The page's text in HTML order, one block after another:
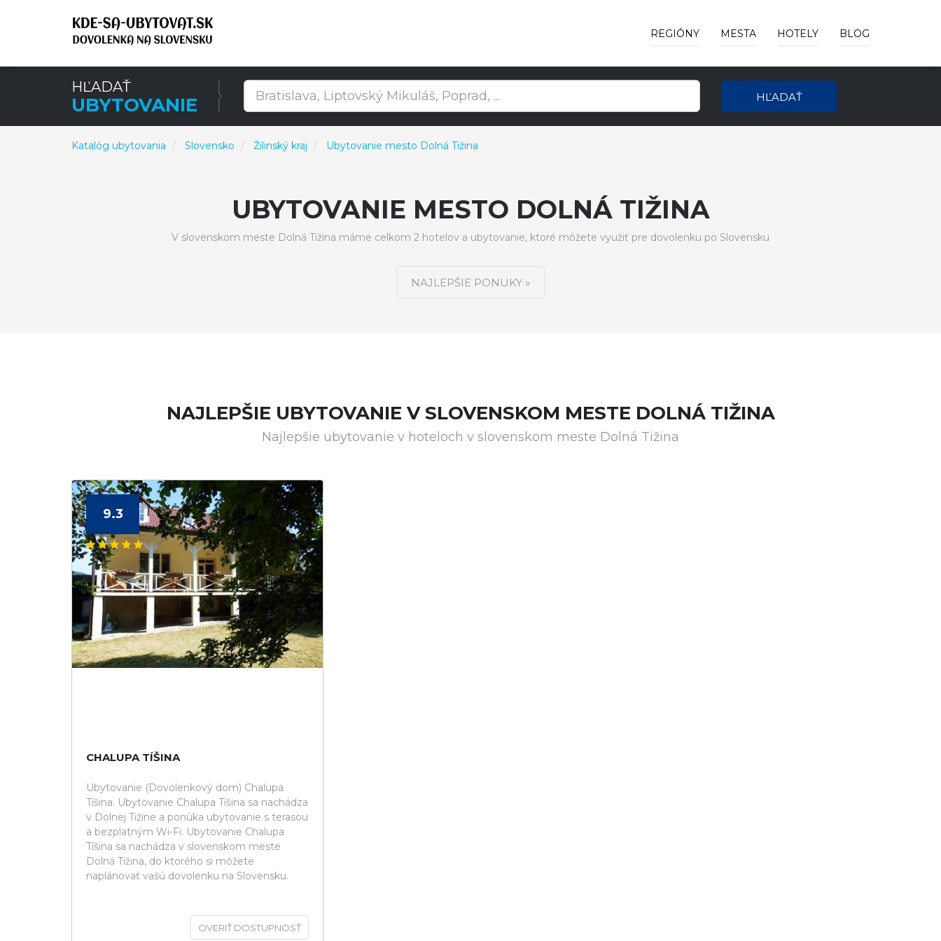
REGIÓNY MESTA HOTELY BLOG
HĽADAŤ
UBYTOVANIE HĽADAŤ
Katalóg ubytovania Slovensko Žilinský kraj Ubytovanie mesto Dolná Tižina
UBYTOVANIE MESTO DOLNÁ TIŽINA
V slovenskom meste Dolná Tižina máme celkom 2 hotelov a ubytovanie, ktoré môžete využiť pre dovolenku po Slovensku
NAJLEPŠIE PONUKY »
NAJLEPŠIE UBYTOVANIE V SLOVENSKOM MESTE DOLNÁ TIŽINA
Najlepšie ubytovanie v hoteloch v slovenskom meste Dolná Tižina
9.3
CHALUPA TÍŠINA
Ubytovanie (Dovolenkový dom) Chalupa
Tíšina. Ubytovanie Chalupa Tíšina sa nachádza
v Dolnej Tižine a ponúka ubytovanie s terasou
a bezplatným Wi-Fi. Ubytovanie Chalupa
Tíšina sa nachádza v slovenskom meste
Dolná Tižina, do ktorého si môžete
naplánovať vašú dovolenku na Slovensku.
OVERIŤ DOSTUPNOSŤ